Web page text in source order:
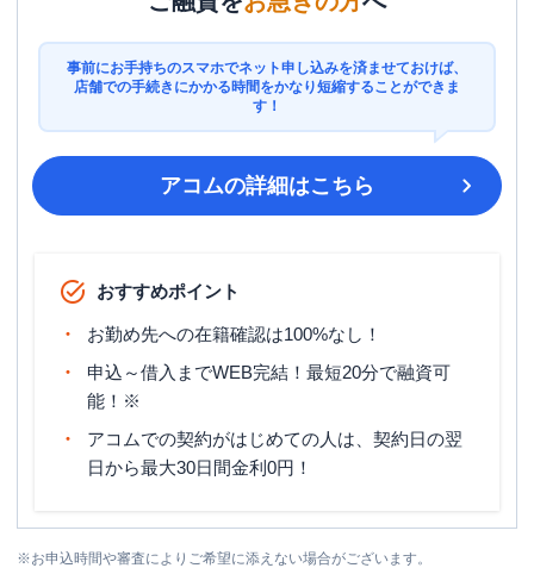
事前にお手持ちのスマホでネット申し込みを済ませておけば、
店舗での手続きにかかる時間をかなり短縮することができま
す！
アコムの詳細はこちら
おすすめポイント
お勤め先への在籍確認は100%なし！
申込～借入までWEB完結！最短20分で融資可
能！※
アコムでの契約がはじめての人は、契約日の翌
日から最大30日間金利0円！
※お申込時間や審査によりご希望に添えない場合がございます。